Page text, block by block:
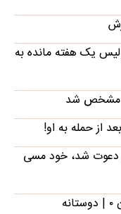
یک هفته مانده به
مشخص شد
از حمله به او!
دعوت شد، خود مسی